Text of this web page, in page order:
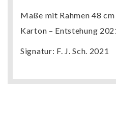
Maße mit Rahmen 48
Karton – Entstehung
Signatur: F. J. Sch. 2021